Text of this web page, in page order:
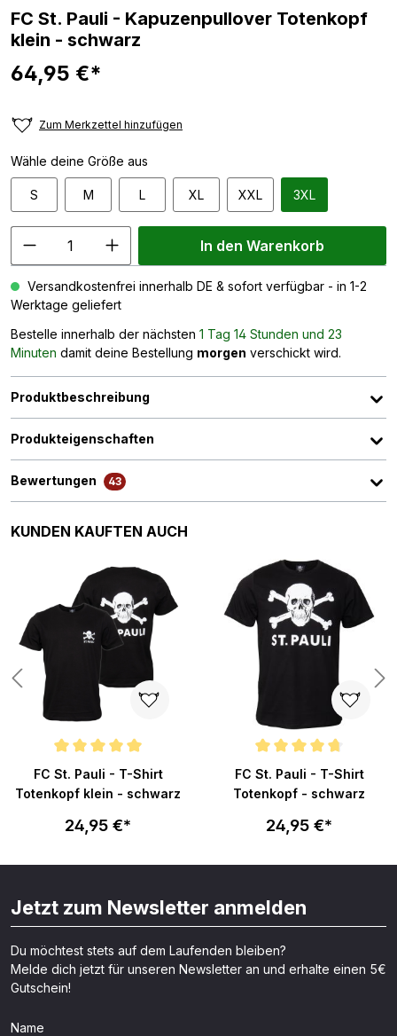
Durchschnittliche Bewertung von 4.7 von 5 Sternen
FC St. Pauli - Kapuzenpullover Totenkopf
klein - schwarz
64,95 €*
Zum Merkzettel hinzufügen
Wähle deine Größe aus
S M L XL XXL 3XL
In den Warenkorb
Versandkostenfrei innerhalb DE & sofort verfügbar - in 1-2
Werktage geliefert
Bestelle innerhalb der nächsten 1 Tag 14 Stunden und 23
Minuten damit deine Bestellung morgen verschickt wird.
Produktbeschreibung
Produkteigenschaften
Bewertungen 43
Produktgalerie überspringen
KUNDEN KAUFTEN AUCH
von 5 Sternen
Durchschnittliche Bewertung von 5 von 5 Sternen
FC St. Pauli - T-Shirt
Totenkopf klein - schwarz
24,95 €*
Durchschnittliche Bewertung
FC St. Pauli - T-Shirt
Totenkopf - schwarz
24,95 €*
Jetzt zum Newsletter anmelden
Du möchtest stets auf dem Laufenden bleiben?
Melde dich jetzt für unseren Newsletter an und erhalte einen 5€
Gutschein!
Name